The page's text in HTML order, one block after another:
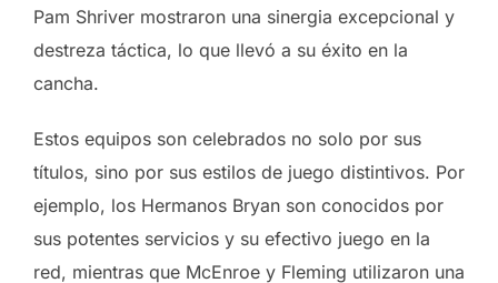
Pam Shriver mostraron una sinergia excepcional y
destreza táctica, lo que llevó a su éxito en la
cancha.
Estos equipos son celebrados no solo por sus
títulos, sino por sus estilos de juego distintivos. Por
ejemplo, los Hermanos Bryan son conocidos por
sus potentes servicios y su efectivo juego en la
red, mientras que McEnroe y Fleming utilizaron una